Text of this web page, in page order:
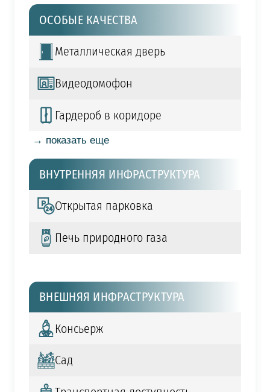
ОСОБЫЕ КАЧЕСТВА
Металлическая дверь
Видеодомофон
Гардероб в коридоре
→ показать еще
ВНУТРЕННЯЯ ИНФРАСТРУКТУРА
Открытая парковка
Печь природного газа
ВНЕШНЯЯ ИНФРАСТРУКТУРА
Консьерж
Сад